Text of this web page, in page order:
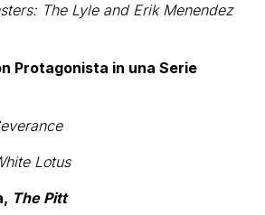
The Lyle and Erik Menendez
Protagonista in una Serie
Lotus
The Pitt